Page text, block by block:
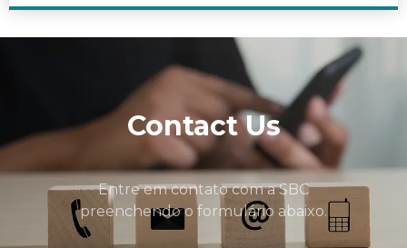
Contact Us
Entre em contato com a SBC
preenchendo o formulário abaixo.